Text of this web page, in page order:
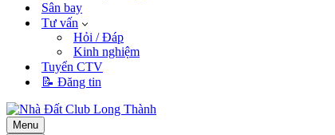
Sân bay
Tư vấn
Hỏi / Đáp
Kinh nghiệm
Tuyển CTV
📝 Đăng tin
Menu